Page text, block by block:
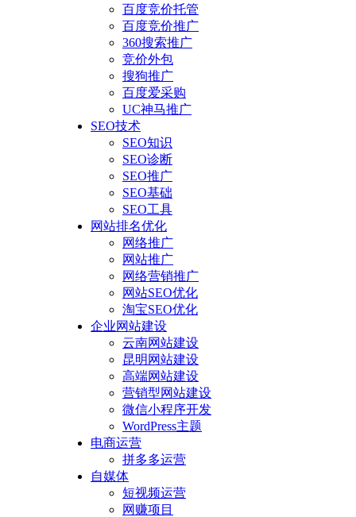
百度竞价托管
百度竞价推广
360搜索推广
竞价外包
搜狗推广
百度爱采购
UC神马推广
SEO技术
SEO知识
SEO诊断
SEO推广
SEO基础
SEO工具
网站排名优化
网络推广
网站推广
网络营销推广
网站SEO优化
淘宝SEO优化
企业网站建设
云南网站建设
昆明网站建设
高端网站建设
营销型网站建设
微信小程序开发
WordPress主题
电商运营
拼多多运营
自媒体
短视频运营
网赚项目